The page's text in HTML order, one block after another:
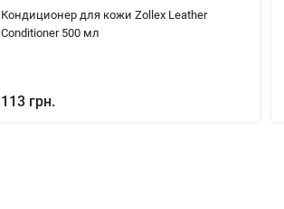
Кондиционер для кожи Zollex Leather
Conditioner 500 мл
113 грн.